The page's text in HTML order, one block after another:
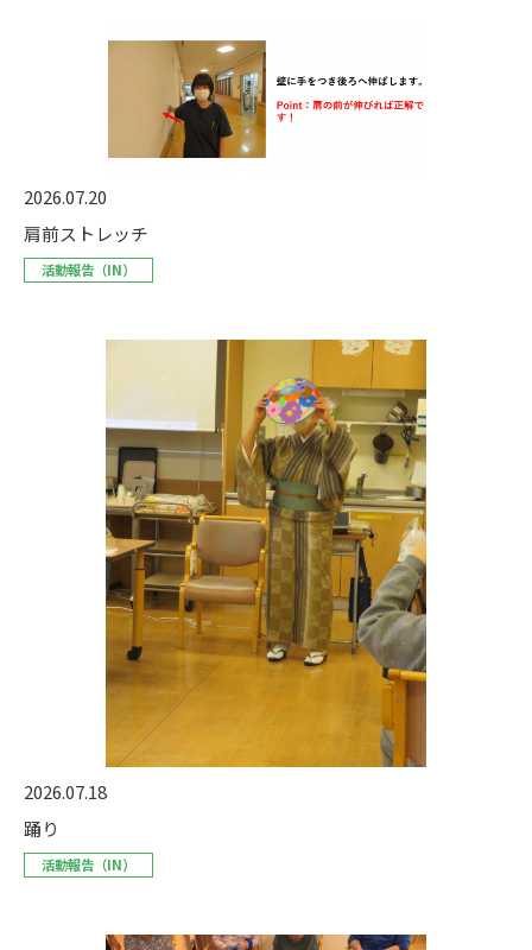
2026.07.20
肩前ストレッチ
活動報告（IN）
2026.07.18
踊り
活動報告（IN）